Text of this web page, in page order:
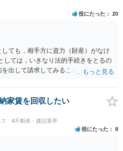
役にたった 20
ても，相手方に資力（財産）がなけ
しては，いきなり法的手続きをとるの
出して請求してみることを検討すべ
家賃を回収したい
#不動産・建設業界
役にたった 8